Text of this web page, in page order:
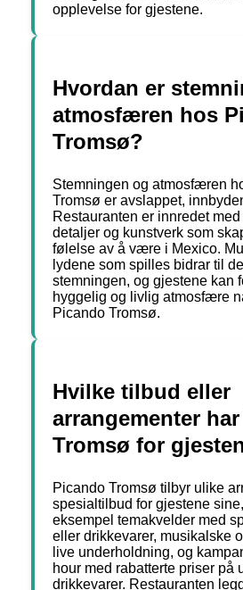
opplevelse for gjestene.
Hvordan er
atmosfæren hos
Tromsø?
Stemningen og atmosfæren
Tromsø er avslappet,
Restauranten er innredet
detaljer og kunstverk som
følelse av å være i Mexico.
lydene som spilles bidrar til
stemningen, og gjestene kan
hyggelig og livlig atmosfære
Picando Tromsø.
Hvilke tilbud eller
arrangementer
Tromsø for
Picando Tromsø tilbyr ulike
spesialtilbud for gjestene
eksempel temakvelder med
eller drikkevarer, musikalske
live underholdning, og
hour med rabatterte priser på
drikkevarer. Restauranten